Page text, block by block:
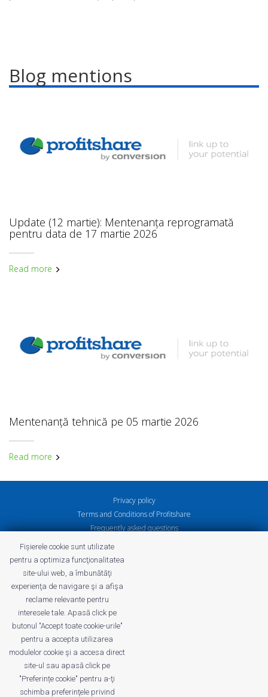
Blog mentions
Update (12 martie): Mentenanța reprogramată
pentru data de 17 martie 2026
Read more
Mentenanță tehnică pe 05 martie 2026
Read more
Privacy policy
Terms and Conditions of Profitshare
Frequently asked questions
profitshare.ro
profitshare.bg
© 2026Conversion Marketing SRL
CUI: RO18350386
Reg.Com.: J2022005955239
Fișierele cookie sunt utilizate
pentru a optimiza funcţionalitatea
site-ului web, a îmbunătăţi
experienţa de navigare şi a afişa
reclame relevante pentru
interesele tale. Apasă click pe
butonul "Accept toate cookie-urile"
pentru a accepta utilizarea
modulelor cookie şi a accesa direct
site-ul sau apasă click pe
"Preferințe cookie" pentru a-ţi
schimba preferinţele privind